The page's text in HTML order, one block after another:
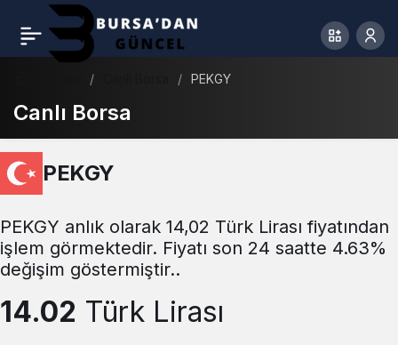
PEKGY
Canlı Borsa
PEKGY
PEKGY anlık olarak 14,02 Türk Lirası fiyatından
işlem görmektedir. Fiyatı son 24 saatte 4.63%
değişim göstermiştir..
14.02 Türk Lirası